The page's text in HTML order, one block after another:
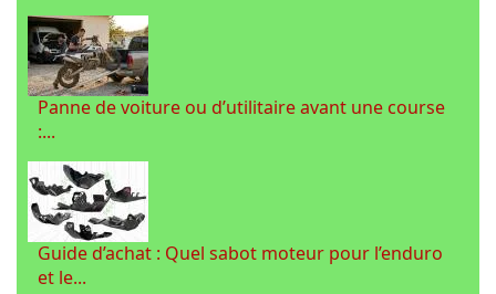
Panne de voiture ou d’utilitaire avant une course
:...
Guide d’achat : Quel sabot moteur pour l’enduro
et le...